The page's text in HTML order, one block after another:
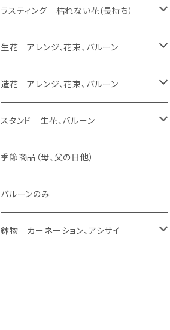
バルーンのみ
スタンド 生花、バルーン
バルーンのみ
スタンド 生花
スタンド 生花、バルーン
バルーンのみ
ラスティング アレンジ、枯れない花
スタンド 生花
スタンド 生花、バルーン
バルーンのみ
生花加工（あなたの花が残せます）
あなたの花が残せます ドーム
あなたの花が残せます フレーム
生花 アレンジ
ラスティング 花束、枯れない花
ラスティング アレンジ、枯れない花
スタンド 生花
スタンド 生花、バルーン
バルーンのみ
あなたの花が残せます フレーム
あなたの花が残せます フラージュ
あなたの花が残せます エッチング
ドーム
フレーム
ラスティング 枯れない花(長持ち）
ラスティング アレンジ、バルーン
ラスティング 花束、バルーン
ラスティング アレンジ
ラスティング 花束
ラスティング 素材
生花 アレンジ、花束、バルーン
生花 アレンジ、バルーン
生花 アレンジ、ウェディング ヴーケ
生花 アレンジ
生花 花束、バルーン
生花 花束
造花 アレンジ、花束、バルーン
造花 アレンジ、バルーン
造花 アレンジ
造花 花束、バルーン
造花 花束
スタンド 生花、バルーン
スタンド 生花
スタンド 生花、バルーン
季節商品（母、父の日他）
バルーンのみ
鉢物 カーネーション、アシサイ